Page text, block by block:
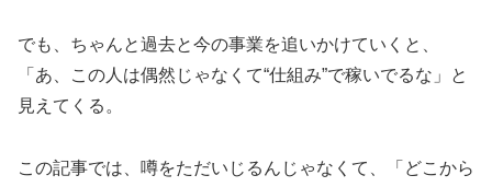
でも、ちゃんと過去と今の事業を追いかけていくと、
「あ、この人は偶然じゃなくて“仕組み”で稼いでるな」と
見えてくる。
この記事では、噂をただいじるんじゃなくて、「どこから